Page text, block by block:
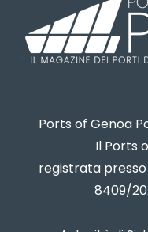
Ports of Genoa
Il Ports
registrata presso
8409/